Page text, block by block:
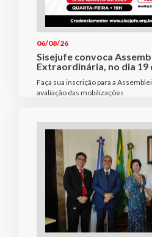
06/08/26
Sisejufe convoca
Extraordinária, no dia 19
Faça sua inscrição para a
avaliação das mobilizações